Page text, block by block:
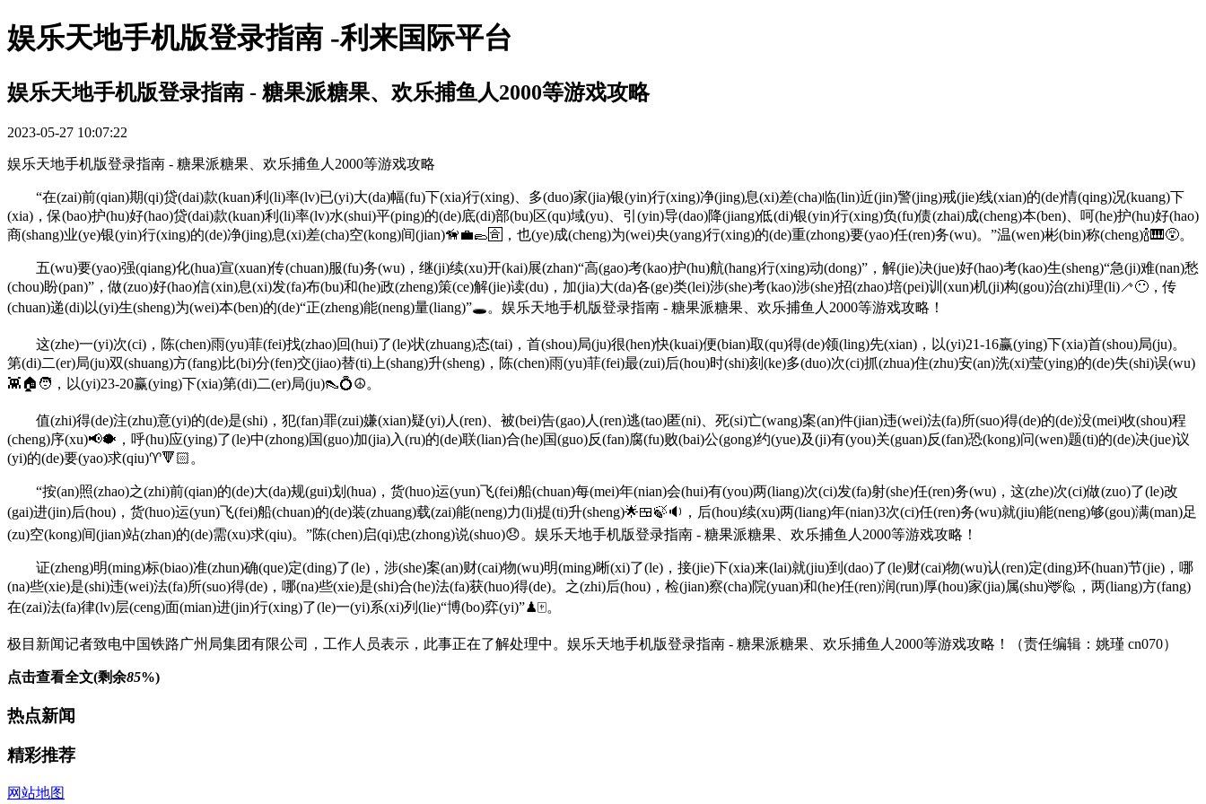
娱乐天地手机版登录指南 -利来国际平台
娱乐天地手机版登录指南 - 糖果派糖果、欢乐捕鱼人2000等游戏攻略
2023-05-27 10:07:22
娱乐天地手机版登录指南 - 糖果派糖果、欢乐捕鱼人2000等游戏攻略
“在(zai)前(qian)期(qi)贷(dai)款(kuan)利(li)率(lv)已(yi)大(da)幅(fu)下(xia)行(xing)、多(duo)家(jia)银(yin)行(xing)净(jing)息(xi)差(cha)临(lin)近(jin)警(jing)戒(jie)线(xian)的(de)情(qing)况(kuang)下
(xia)，保(bao)护(hu)好(hao)贷(dai)款(kuan)利(li)率(lv)水(shui)平(ping)的(de)底(di)部(bu)区(qu)域(yu)、引(yin)导(dao)降(jiang)低(di)银(yin)行(xing)负(fu)债(zhai)成(cheng)本(ben)、呵(he)护(hu)好(hao)
商(shang)业(ye)银(yin)行(xing)的(de)净(jing)息(xi)差(cha)空(kong)间(jian)🦮💼🥿🈴，也(ye)成(cheng)为(wei)央(yang)行(xing)的(de)重(zhong)要(yao)任(ren)务(wu)。”温(wen)彬(bin)称(cheng)🍾🎹😵。
五(wu)要(yao)强(qiang)化(hua)宣(xuan)传(chuan)服(fu)务(wu)，继(ji)续(xu)开(kai)展(zhan)“高(gao)考(kao)护(hu)航(hang)行(xing)动(dong)”，解(jie)决(jue)好(hao)考(kao)生(sheng)“急(ji)难(nan)愁
(chou)盼(pan)”，做(zuo)好(hao)信(xin)息(xi)发(fa)布(bu)和(he)政(zheng)策(ce)解(jie)读(du)，加(jia)大(da)各(ge)类(lei)涉(she)考(kao)涉(she)招(zhao)培(pei)训(xun)机(ji)构(gou)治(zhi)理(li)🦯😶，传
(chuan)递(di)以(yi)生(sheng)为(wei)本(ben)的(de)“正(zheng)能(neng)量(liang)”🕳。娱乐天地手机版登录指南 - 糖果派糖果、欢乐捕鱼人2000等游戏攻略！
这(zhe)一(yi)次(ci)，陈(chen)雨(yu)菲(fei)找(zhao)回(hui)了(le)状(zhuang)态(tai)，首(shou)局(ju)很(hen)快(kuai)便(bian)取(qu)得(de)领(ling)先(xian)，以(yi)21-16赢(ying)下(xia)首(shou)局(ju)。
第(di)二(er)局(ju)双(shuang)方(fang)比(bi)分(fen)交(jiao)替(ti)上(shang)升(sheng)，陈(chen)雨(yu)菲(fei)最(zui)后(hou)时(shi)刻(ke)多(duo)次(ci)抓(zhua)住(zhu)安(an)洗(xi)莹(ying)的(de)失(shi)误(wu)
👾🏠🧑，以(yi)23-20赢(ying)下(xia)第(di)二(er)局(ju)👠💍☮。
值(zhi)得(de)注(zhu)意(yi)的(de)是(shi)，犯(fan)罪(zui)嫌(xian)疑(yi)人(ren)、被(bei)告(gao)人(ren)逃(tao)匿(ni)、死(si)亡(wang)案(an)件(jian)违(wei)法(fa)所(suo)得(de)的(de)没(mei)收(shou)程
(cheng)序(xu)📢🐡，呼(hu)应(ying)了(le)中(zhong)国(guo)加(jia)入(ru)的(de)联(lian)合(he)国(guo)反(fan)腐(fu)败(bai)公(gong)约(yue)及(ji)有(you)关(guan)反(fan)恐(kong)问(wen)题(ti)的(de)决(jue)议
(yi)的(de)要(yao)求(qiu)♈🔻🏻。
“按(an)照(zhao)之(zhi)前(qian)的(de)大(da)规(gui)划(hua)，货(huo)运(yun)飞(fei)船(chuan)每(mei)年(nian)会(hui)有(you)两(liang)次(ci)发(fa)射(she)任(ren)务(wu)，这(zhe)次(ci)做(zuo)了(le)改
(gai)进(jin)后(hou)，货(huo)运(yun)飞(fei)船(chuan)的(de)装(zhuang)载(zai)能(neng)力(li)提(ti)升(sheng)🌟🍱🍃🔉，后(hou)续(xu)两(liang)年(nian)3次(ci)任(ren)务(wu)就(jiu)能(neng)够(gou)满(man)足
(zu)空(kong)间(jian)站(zhan)的(de)需(xu)求(qiu)。”陈(chen)启(qi)忠(zhong)说(shuo)😞。娱乐天地手机版登录指南 - 糖果派糖果、欢乐捕鱼人2000等游戏攻略！
证(zheng)明(ming)标(biao)准(zhun)确(que)定(ding)了(le)，涉(she)案(an)财(cai)物(wu)明(ming)晰(xi)了(le)，接(jie)下(xia)来(lai)就(jiu)到(dao)了(le)财(cai)物(wu)认(ren)定(ding)环(huan)节(jie)，哪
(na)些(xie)是(shi)违(wei)法(fa)所(suo)得(de)，哪(na)些(xie)是(shi)合(he)法(fa)获(huo)得(de)。之(zhi)后(hou)，检(jian)察(cha)院(yuan)和(he)任(ren)润(run)厚(hou)家(jia)属(shu)🦌🙋，两(liang)方(fang)
在(zai)法(fa)律(lv)层(ceng)面(mian)进(jin)行(xing)了(le)一(yi)系(xi)列(lie)“博(bo)弈(yi)”♟🀄。
极目新闻记者致电中国铁路广州局集团有限公司，工作人员表示，此事正在了解处理中。娱乐天地手机版登录指南 - 糖果派糖果、欢乐捕鱼人2000等游戏攻略！ （责任编辑：姚瑾 cn070）
点击查看全文(剩余85%)
热点新闻
精彩推荐
网站地图